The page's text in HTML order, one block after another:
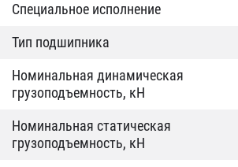
Специальное исполнение
Тип подшипника
Номинальная динамическая
грузоподъемность, кН
Номинальная статическая
грузоподъемность, кН